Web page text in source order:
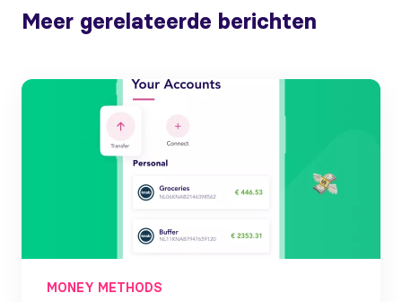
Meer gerelateerde berichten
MONEY METHODS